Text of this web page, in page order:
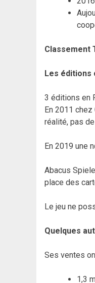
Classement
Les éditions
3 éditions en
En 2011
réalité, pas
En 2019 une
Abacus
place des
Le jeu ne
Quelques
Ses ventes
1,3